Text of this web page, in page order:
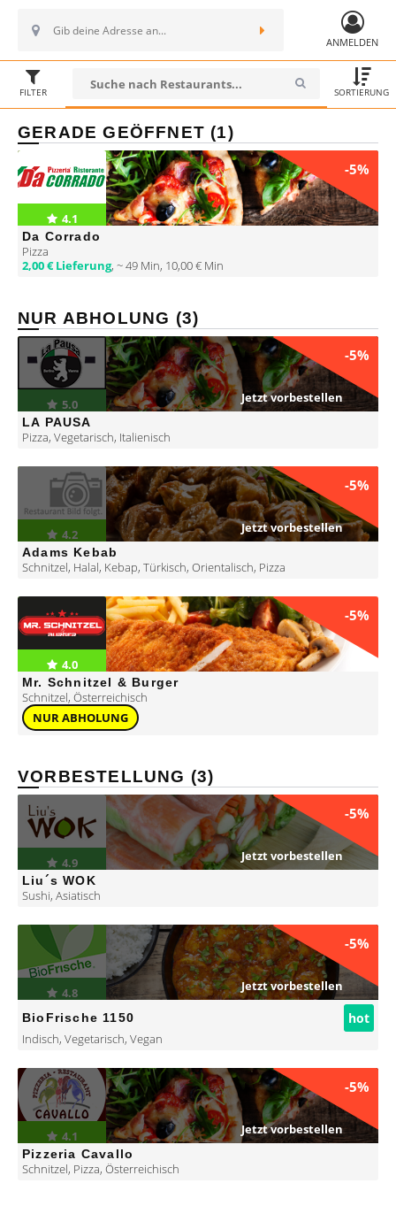
ANMELDEN
FILTER SORTIERUNG
GERADE GEÖFFNET (1)
-5%
4.1
Da Corrado
Pizza
2,00 € Lieferung, ~ 49 Min, 10,00 € Min
NUR ABHOLUNG (3)
-5%
Jetzt vorbestellen
5.0
LA PAUSA
Pizza, Vegetarisch, Italienisch
-5%
Jetzt vorbestellen
4.2
Adams Kebab
Schnitzel, Halal, Kebap, Türkisch, Orientalisch, Pizza
-5%
4.0
Mr. Schnitzel & Burger
Schnitzel, Österreichisch
NUR ABHOLUNG
VORBESTELLUNG (3)
-5%
Jetzt vorbestellen
4.9
Liu´s WOK
Sushi, Asiatisch
-5%
Jetzt vorbestellen
4.8
BioFrische 1150 hot
Indisch, Vegetarisch, Vegan
-5%
Jetzt vorbestellen
4.1
Pizzeria Cavallo
Schnitzel, Pizza, Österreichisch